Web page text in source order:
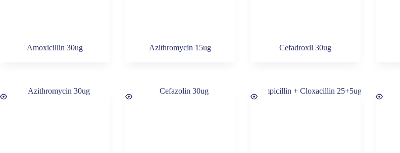
Amoxicillin 30ug Azithromycin 15ug Cefadroxil 30ug